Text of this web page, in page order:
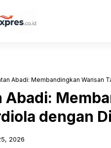
Abadi: Membandingkan Warisan
Abadi:
dengan
2026